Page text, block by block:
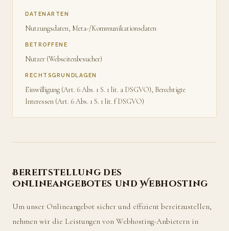
DATENARTEN
Nutzungsdaten, Meta-/Kommunikationsdaten
BETROFFENE
Nutzer (Webseitenbesucher)
RECHTSGRUNDLAGEN
Einwilligung (Art. 6 Abs. 1 S. 1 lit. a DSGVO), Berechtigte
Interessen (Art. 6 Abs. 1 S. 1 lit. f DSGVO)
Bereitstellung des
Onlineangebotes und Webhosting
Um unser Onlineangebot sicher und effizient bereitzustellen,
nehmen wir die Leistungen von Webhosting-Anbietern in